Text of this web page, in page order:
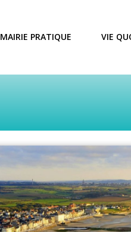
MAIRIE PRATIQUE VIE